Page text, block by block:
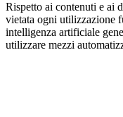
Rispetto ai contenuti e ai
vietata ogni utilizzazione
intelligenza artificiale
utilizzare mezzi